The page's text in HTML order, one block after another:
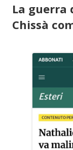
La guerra
Chissà